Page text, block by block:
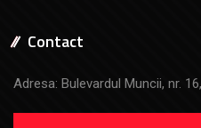
Contact
Adresa: Bulevardul Muncii, nr.